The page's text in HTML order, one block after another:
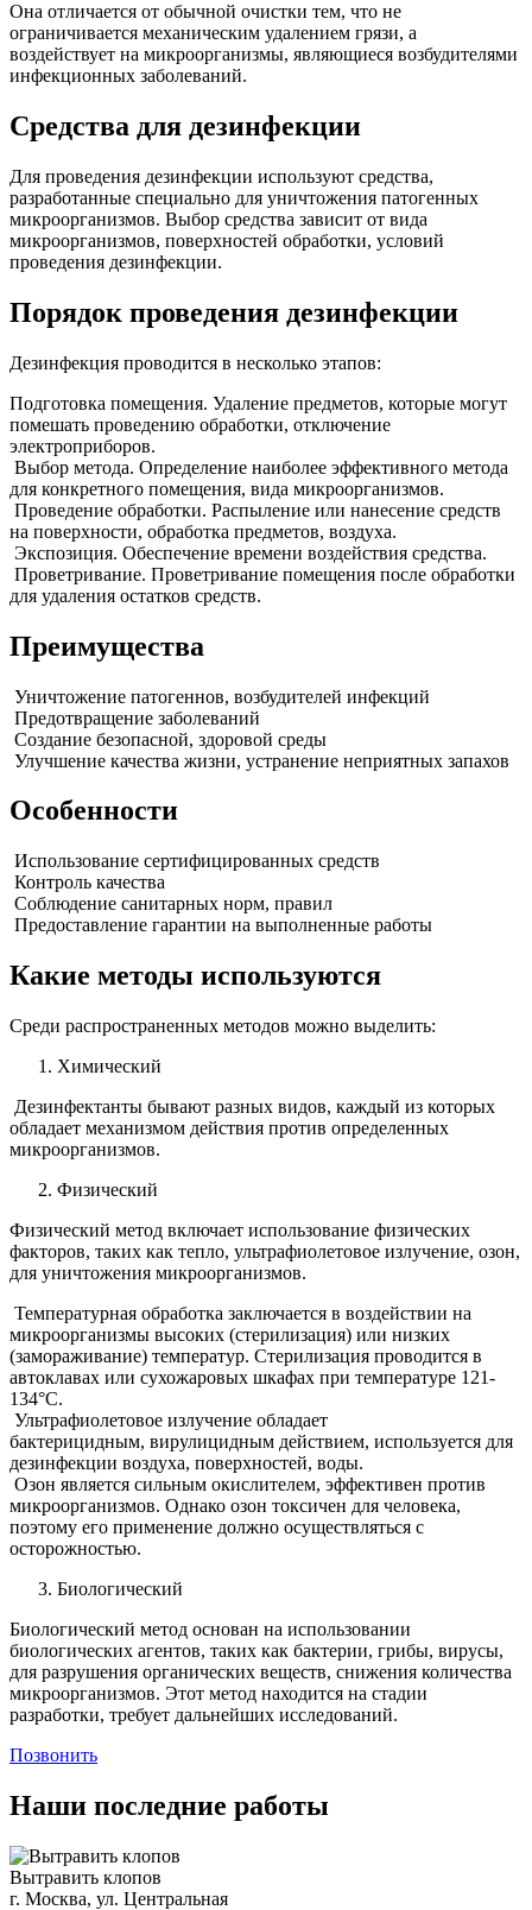
Она отличается от обычной очистки тем, что не
ограничивается механическим удалением грязи, а
воздействует на микроорганизмы, являющиеся возбудителями
инфекционных заболеваний.
Средства для дезинфекции
Для проведения дезинфекции используют средства,
разработанные специально для уничтожения патогенных
микроорганизмов. Выбор средства зависит от вида
микроорганизмов, поверхностей обработки, условий
проведения дезинфекции.
Порядок проведения дезинфекции
Дезинфекция проводится в несколько этапов:
Подготовка помещения. Удаление предметов, которые могут
помешать проведению обработки, отключение
электроприборов.
Выбор метода. Определение наиболее эффективного метода
для конкретного помещения, вида микроорганизмов.
Проведение обработки. Распыление или нанесение средств
на поверхности, обработка предметов, воздуха.
Экспозиция. Обеспечение времени воздействия средства.
Проветривание. Проветривание помещения после обработки
для удаления остатков средств.
Преимущества
Уничтожение патогеннов, возбудителей инфекций
Предотвращение заболеваний
Создание безопасной, здоровой среды
Улучшение качества жизни, устранение неприятных запахов
Особенности
Использование сертифицированных средств
Контроль качества
Соблюдение санитарных норм, правил
Предоставление гарантии на выполненные работы
Какие методы используются
Среди распространенных методов можно выделить:
Химический
Дезинфектанты бывают разных видов, каждый из которых
обладает механизмом действия против определенных
микроорганизмов.
Физический
Физический метод включает использование физических
факторов, таких как тепло, ультрафиолетовое излучение, озон,
для уничтожения микроорганизмов.
Температурная обработка заключается в воздействии на
микроорганизмы высоких (стерилизация) или низких
(замораживание) температур. Стерилизация проводится в
автоклавах или сухожаровых шкафах при температуре 121-
134°C.
Ультрафиолетовое излучение обладает
бактерицидным, вирулицидным действием, используется для
дезинфекции воздуха, поверхностей, воды.
Озон является сильным окислителем, эффективен против
микроорганизмов. Однако озон токсичен для человека,
поэтому его применение должно осуществляться с
осторожностью.
Биологический
Биологический метод основан на использовании
биологических агентов, таких как бактерии, грибы, вирусы,
для разрушения органических веществ, снижения количества
микроорганизмов. Этот метод находится на стадии
разработки, требует дальнейших исследований.
Позвонить
Наши последние работы
Вытравить клопов
г. Москва, ул. Центральная